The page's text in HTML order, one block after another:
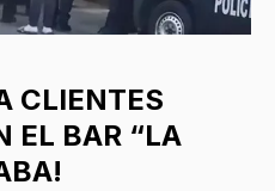
CLIENTES
EL BAR “LA